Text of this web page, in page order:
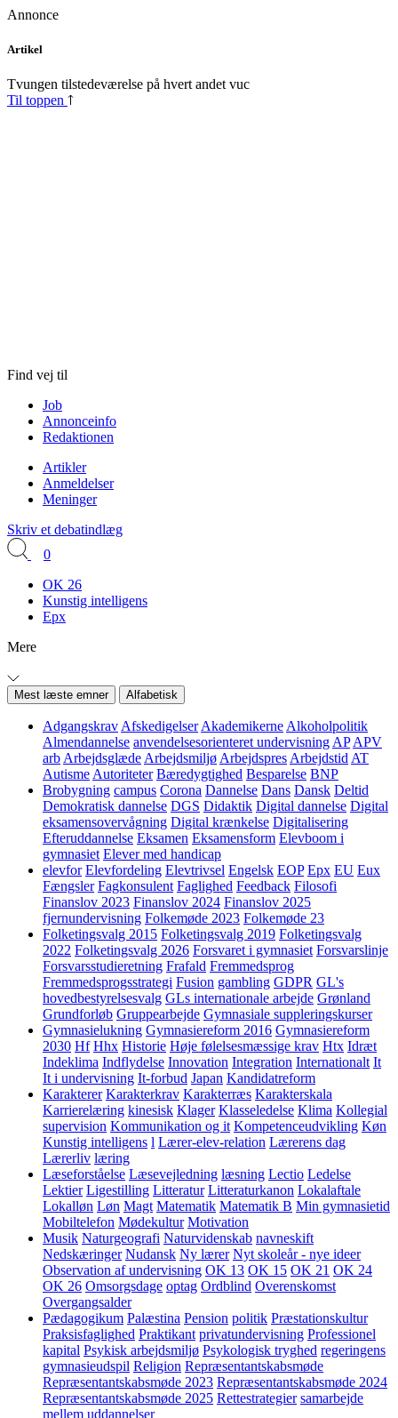
Annonce
Skip
content
Artikel
Tvungen tilstedeværelse på hvert andet vuc
Til toppen
Find vej til
Job
Annonceinfo
Redaktionen
Artikler
Anmeldelser
Meninger
Skriv et debatindlæg
0
OK 26
Kunstig intelligens
Epx
Mere
Mest læste emner Alfabetisk
Adgangskrav Afskedigelser Akademikerne Alkoholpolitik
Almendannelse anvendelsesorienteret undervisning AP APV
arb Arbejdsglæde Arbejdsmiljø Arbejdspres Arbejdstid AT
Autisme Autoriteter Bæredygtighed Besparelse BNP
Brobygning campus Corona Dannelse Dans Dansk Deltid
Demokratisk dannelse DGS Didaktik Digital dannelse Digital
eksamensovervågning Digital krænkelse Digitalisering
Efteruddannelse Eksamen Eksamensform Elevboom i
gymnasiet Elever med handicap
elevfor Elevfordeling Elevtrivsel Engelsk EOP Epx EU Eux
Fængsler Fagkonsulent Faglighed Feedback Filosofi
Finanslov 2023 Finanslov 2024 Finanslov 2025
fjernundervisning Folkemøde 2023 Folkemøde 23
Folketingsvalg 2015 Folketingsvalg 2019 Folketingsvalg
2022 Folketingsvalg 2026 Forsvaret i gymnasiet Forsvarslinje
Forsvarsstudieretning Frafald Fremmedsprog
Fremmedsprogsstrategi Fusion gambling GDPR GL's
hovedbestyrelsesvalg GLs internationale arbejde Grønland
Grundforløb Gruppearbejde Gymnasiale suppleringskurser
Gymnasielukning Gymnasiereform 2016 Gymnasiereform
2030 Hf Hhx Historie Høje følelsesmæssige krav Htx Idræt
Indeklima Indflydelse Innovation Integration Internationalt It
It i undervisning It-forbud Japan Kandidatreform
Karakterer Karakterkrav Karakterræs Karakterskala
Karrierelæring kinesisk Klager Klasseledelse Klima Kollegial
supervision Kommunikation og it Kompetenceudvikling Køn
Kunstig intelligens l Lærer-elev-relation Lærerens dag
Lærerliv læring
Læseforståelse Læsevejledning læsning Lectio Ledelse
Lektier Ligestilling Litteratur Litteraturkanon Lokalaftale
Lokalløn Løn Magt Matematik Matematik B Min gymnasietid
Mobiltelefon Mødekultur Motivation
Musik Naturgeografi Naturvidenskab navneskift
Nedskæringer Nudansk Ny lærer Nyt skoleår - nye ideer
Observation af undervisning OK 13 OK 15 OK 21 OK 24
OK 26 Omsorgsdage optag Ordblind Overenskomst
Overgangsalder
Pædagogikum Palæstina Pension politik Præstationskultur
Praksisfaglighed Praktikant privatundervisning Professionel
kapital Psykisk arbejdsmiljø Psykologisk tryghed regeringens
gymnasieudspil Religion Repræsentantskabsmøde
Repræsentantskabsmøde 2023 Repræsentantskabsmøde 2024
Repræsentantskabsmøde 2025 Rettestrategier samarbejde
mellem uddannelser